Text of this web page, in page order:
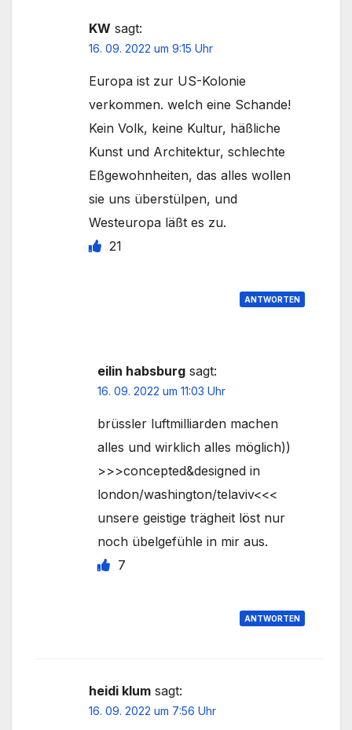
KW sagt:
16. 09. 2022 um 9:15 Uhr
Europa ist zur US-Kolonie
verkommen. welch eine Schande!
Kein Volk, keine Kultur, häßliche
Kunst und Architektur, schlechte
Eßgewohnheiten, das alles wollen
sie uns überstülpen, und
Westeuropa läßt es zu.
21
ANTWORTEN
eilin habsburg sagt:
16. 09. 2022 um 11:03 Uhr
brüssler luftmilliarden machen
alles und wirklich alles möglich))
>>>concepted&designed in
london/washington/telaviv<<<
unsere geistige trägheit löst nur
noch übelgefühle in mir aus.
7
ANTWORTEN
heidi klum sagt:
16. 09. 2022 um 7:56 Uhr